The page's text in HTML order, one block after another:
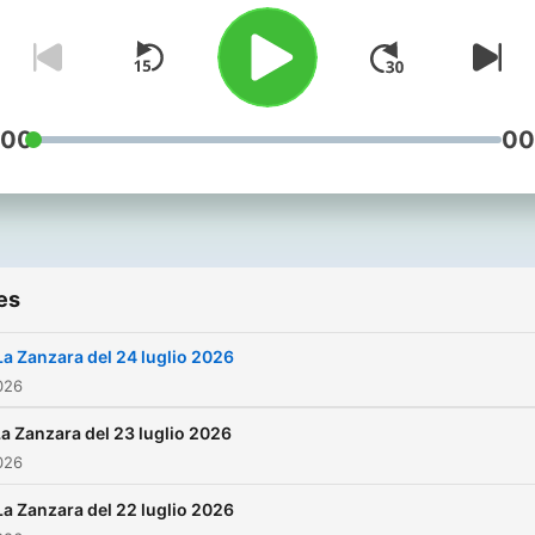
del politicamente corretto,
l'arena dove il primo
comandamento è parlare
chiaro.
Zanzara del 24 luglio 2026
Zanzara del 23 luglio 2026
Zanzara del 22 luglio 2026